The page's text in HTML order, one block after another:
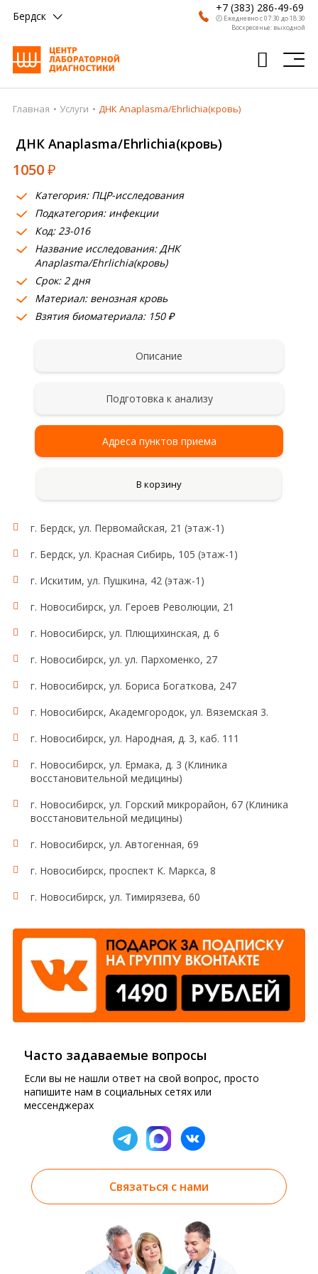
Бердск
+7 (383) 286-49-69
🕗 Ежедневно с 07:30 до 18:30
Воскресенье: выходной
Главная
Анализы
Врачи
Получить результат
Пациентам
О компании
Где сдать
Партнерам
Главная Услуги ДНК Anaplasma/Ehrlichia(кровь)
ДНК Anaplasma/Ehrlichia(кровь)
1050₽
Категория: ПЦР-исследования
Подкатегория: инфекции
Код: 23-016
Название исследования: ДНК
Anaplasma/Ehrlichia(кровь)
Срок: 2 дня
Материал: венозная кровь
Взятия биоматериала: 150 ₽
Описание
Подготовка к анализу
Адреса пунктов приема
В корзину
г. Бердск, ул. Первомайская, 21 (этаж-1)
г. Бердск, ул. Красная Сибирь, 105 (этаж-1)
г. Искитим, ул. Пушкина, 42 (этаж-1)
г. Новосибирск, ул. Героев Революции, 21
г. Новосибирск, ул. Плющихинская, д. 6
г. Новосибирск, ул. ул. Пархоменко, 27
г. Новосибирск, ул. Бориса Богаткова, 247
г. Новосибирск, Академгородок, ул. Вяземская 3.
г. Новосибирск, ул. Народная, д. 3, каб. 111
г. Новосибирск, ул. Ермака, д. 3 (Клиника
восстановительной медицины)
г. Новосибирск, ул. Горский микрорайон, 67 (Клиника
восстановительной медицины)
г. Новосибирск, ул. Автогенная, 69
г. Новосибирск, проспект К. Маркса, 8
г. Новосибирск, ул. Тимирязева, 60
Часто задаваемые вопросы
Если вы не нашли ответ на свой вопрос, просто
напишите нам в социальных сетях или
мессенджерах
Связаться с нами